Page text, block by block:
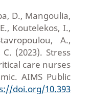
D., Mangoulia,
Koutelekos, I.,
A.,
(2023). Stress
care nurses
AIMS Public
doi.org/10.393